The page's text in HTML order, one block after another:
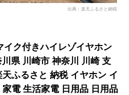
出典：楽天ふるさと納税
イク付きハイレゾイヤホン
県 川崎市 神奈川 川崎 支
ふるさと 納税 イヤホン イ
電 生活家電 日用品 日用品